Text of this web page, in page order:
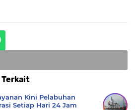
Terkait
Kini Pelabuhan
Setiap Hari 24 Jam